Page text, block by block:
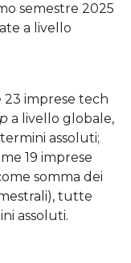
semestre 2025
a livello
23 imprese tech
a livello globale,
assoluti;
19 imprese
somma dei
tutte
assoluti.